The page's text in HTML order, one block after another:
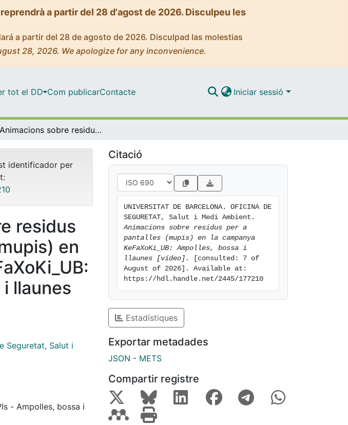
a partir del 28 d'agost de 2026. Disculpeu les
a partir del 28 de agosto de 2026. Disculpad las molestias
28, 2026. We apologize for any inconvenience.
tot el DD Com publicarContacte Iniciar sessió
Animacions sobre residus per a pantalles (mupis) en la campanya KeFaXoKi_UB: Ampolles, bossa i llaunes [vídeo]
identificador per
residus
en
llaunes
Seguretat, Salut i
- Ampolles, bossa i
Citació
UNIVERSITAT DE BARCELONA. OFICINA DE
Animacions sobre residus per a
pantalles (mupis) en la campanya
KeFaXoKi_UB: Ampolles, bossa i
llaunes [vídeo].
[consulted: 7 of
August of 2026]. Available at:
https://hdl.handle.net/2445/177210
Estadístiques
Exportar metadades
JSON - METS
Compartir registre